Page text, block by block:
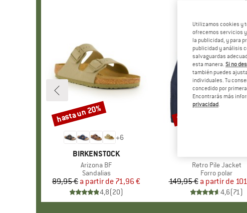
+6
MARCA
BIRKENSTOCK
Artículo
Arizona BF
Product group
Sandalias
Precio
89,95 € Precio reducido
a partir de 71,96 €
4,8(20)
Descuento
hasta un 20%
Artículo
Retro Pile Jacket
Product group
Forro polar
Precio
149,95 € Precio
a partir de
4,6(71)
Descuento
hasta un 32%
Utilizamos cookies y
ofrecemos servicios
la publicidad, y para
publicidad y análisis
salvaguardas
esta manera. Si no
también puedes
individuales. Tu
concedido por
Encontrarás más
privacidad.